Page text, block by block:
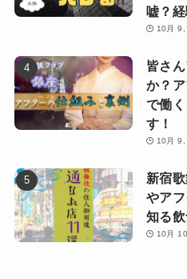
嘘？
10月
皆さ
か？
で働
す！
10月
新宿
やア
知る飲
10月